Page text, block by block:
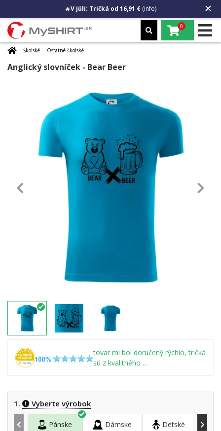
🔥V júli: Tričká od 16,91 € (info)
0
Školské Ostatné školské
Anglický slovníček - Bear Beer
tovar mi bol doručený rýchlo, tričká
sú z kvalitného ...
1. Vyberte výrobok
Pánske Dámske Detské